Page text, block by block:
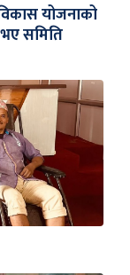
योजनाको
समिति